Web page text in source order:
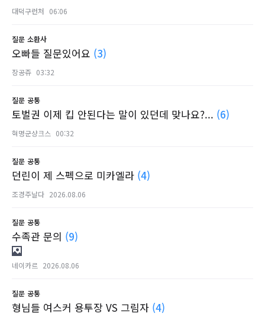
대덕구런처 06:06
질문 소환사
오빠들 질문있어요 (3)
장공쥬 03:32
질문 공통
토벌권 이제 킵 안된다는 말이 있던데 맞나요?... (6)
혁명군샹크스 00:32
질문 공통
던린이 제 스펙으로 미카엘라 (4)
조경주날다 2026.08.06
질문 공통
수족관 문의 (9)
네이카르 2026.08.06
질문 공통
형님들 여스커 용투장 VS 그림자 (4)